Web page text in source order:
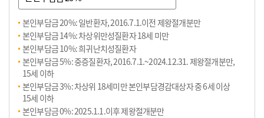
본인부담금 20%: 일반환자, 2016.7.1.이전 제왕절개분만
본인부담금 14%: 차상위만성질환자 18세 미만
본인부담금 10%: 희귀난치성질환자
본인부담금 5%: 중증질환자, 2016.7.1.~2024.12.31. 제왕절개분만,
15세 이하
본인부담금 3%: 차상위 18세미만 본인부담경감대상자 중 6세 이상
15세 이하
본인부담금 0%: 2025.1.1.이후 제왕절개분만